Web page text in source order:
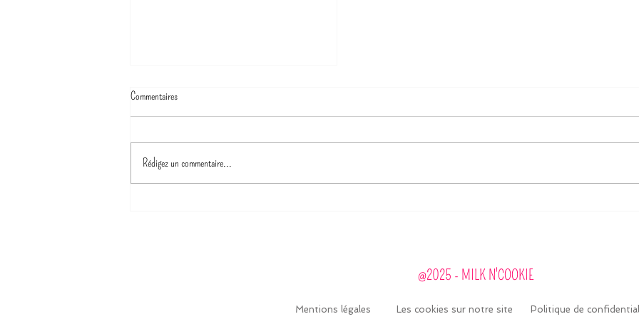
Commentaires
Rédigez un commentaire...
@2025 - MILK N'COOKIE
Mentions légales Les cookies sur notre site Politique de